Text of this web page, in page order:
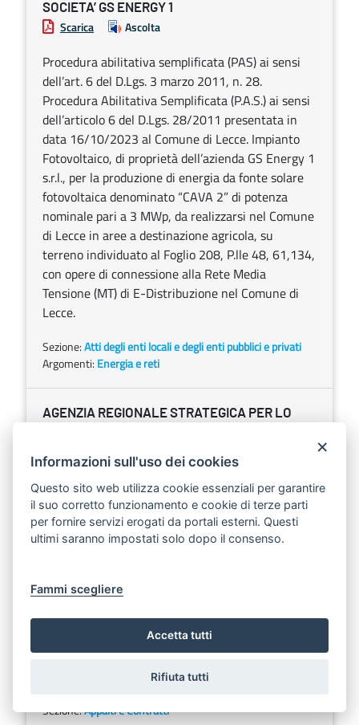
SOCIETA’ GS ENERGY 1
Scarica Ascolta
Procedura abilitativa semplificata (PAS) ai sensi
dell’art. 6 del D.Lgs. 3 marzo 2011, n. 28.
Procedura Abilitativa Semplificata (P.A.S.) ai sensi
dell’articolo 6 del D.Lgs. 28/2011 presentata in
data 16/10/2023 al Comune di Lecce. Impianto
Fotovoltaico, di proprietà dell’azienda GS Energy 1
s.r.l., per la produzione di energia da fonte solare
fotovoltaica denominato “CAVA 2” di potenza
nominale pari a 3 MWp, da realizzarsi nel Comune
di Lecce in aree a destinazione agricola, su
terreno individuato al Foglio 208, P.lle 48, 61,134,
con opere di connessione alla Rete Media
Tensione (MT) di E-Distribuzione nel Comune di
Lecce.
Sezione:Atti degli enti locali e degli enti pubblici e privati
Argomenti: Energia e reti
AGENZIA REGIONALE STRATEGICA PER LO
Scarica Ascolta
Esito di gara - CIG 9695141B71.
Sezione:Appalti e Contratti
AGENZIA REGIONALE STRATEGICA PER LO
DELLA REGIONE PUGLIA (ASSET)
Ascolta
Esito di gara - CIG 9698059376.
Sezione:Appalti e Contratti
×
Informazioni sull'uso dei cookies
Questo sito web utilizza cookie essenziali per garantire
il suo corretto funzionamento e cookie di terze parti
per fornire servizi erogati da portali esterni. Questi
ultimi saranno impostati solo dopo il consenso.
Fammi scegliere
Accetta tutti
Rifiuta tutti